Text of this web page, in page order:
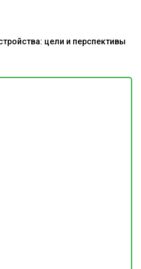
цели и перспективы